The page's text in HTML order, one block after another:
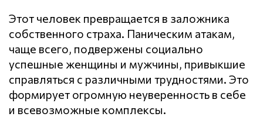
Этот человек превращается в заложника
собственного страха. Паническим атакам,
чаще всего, подвержены социально
успешные женщины и мужчины, привыкшие
справляться с различными трудностями. Это
формирует огромную неуверенность в себе
и всевозможные комплексы.